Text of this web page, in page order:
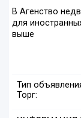
В Агенство
для
выше
Тип
Торг: